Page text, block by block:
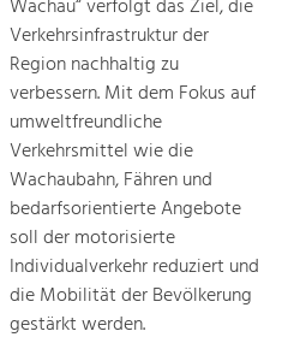
Wachau“ verfolgt das Ziel, die
Verkehrsinfrastruktur der
Region nachhaltig zu
verbessern. Mit dem Fokus auf
umweltfreundliche
Verkehrsmittel wie die
Wachaubahn, Fähren und
bedarfsorientierte Angebote
soll der motorisierte
Individualverkehr reduziert und
die Mobilität der Bevölkerung
gestärkt werden.